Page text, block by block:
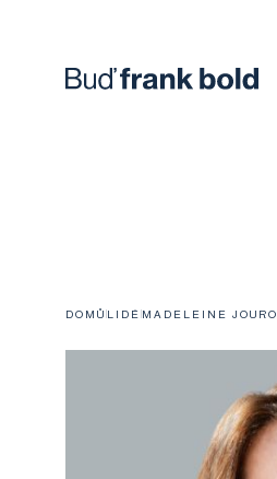
DOMŮ LIDÉ MADELEINE